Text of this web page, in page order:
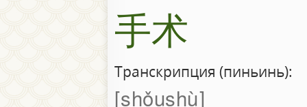
手术
Транскрипция (пиньинь):
shǒushù